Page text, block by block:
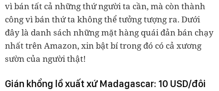
vì bán tất cả những thứ người ta cần, mà còn thành
công vì bán thứ ta không thể tưởng tượng ra. Dưới
đây là danh sách những mặt hàng quái đản bán chạy
nhất trên Amazon, xin bật bí trong đó có cả xương
sườn của người thật!
Gián khổng lồ xuất xứ Madagascar: 10 USD/đôi